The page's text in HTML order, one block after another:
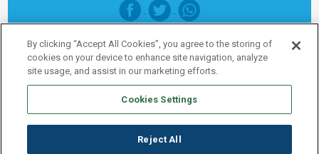
Pie de página Global
Nota legal
Política de Privacidad
By clicking “Accept All Cookies”, you agree to the storing of
cookies on your device to enhance site navigation, analyze
site usage, and assist in our marketing efforts.
Cookies Settings
Reject All